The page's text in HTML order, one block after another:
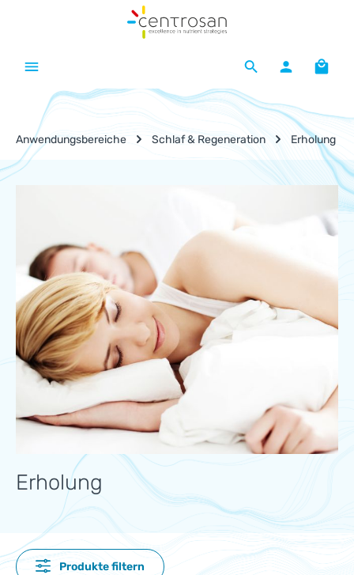
Zum Hauptinhalt springen
Anwendungsbereiche Schlaf & Regeneration Erholung
Erholung
Produkte filtern